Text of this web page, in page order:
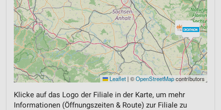
Leaflet | ©OpenStreetMapcontributors
Klicke auf das Logo der Filiale in der Karte, um mehr
Informationen (Öffnungszeiten & Route) zur Filiale zu